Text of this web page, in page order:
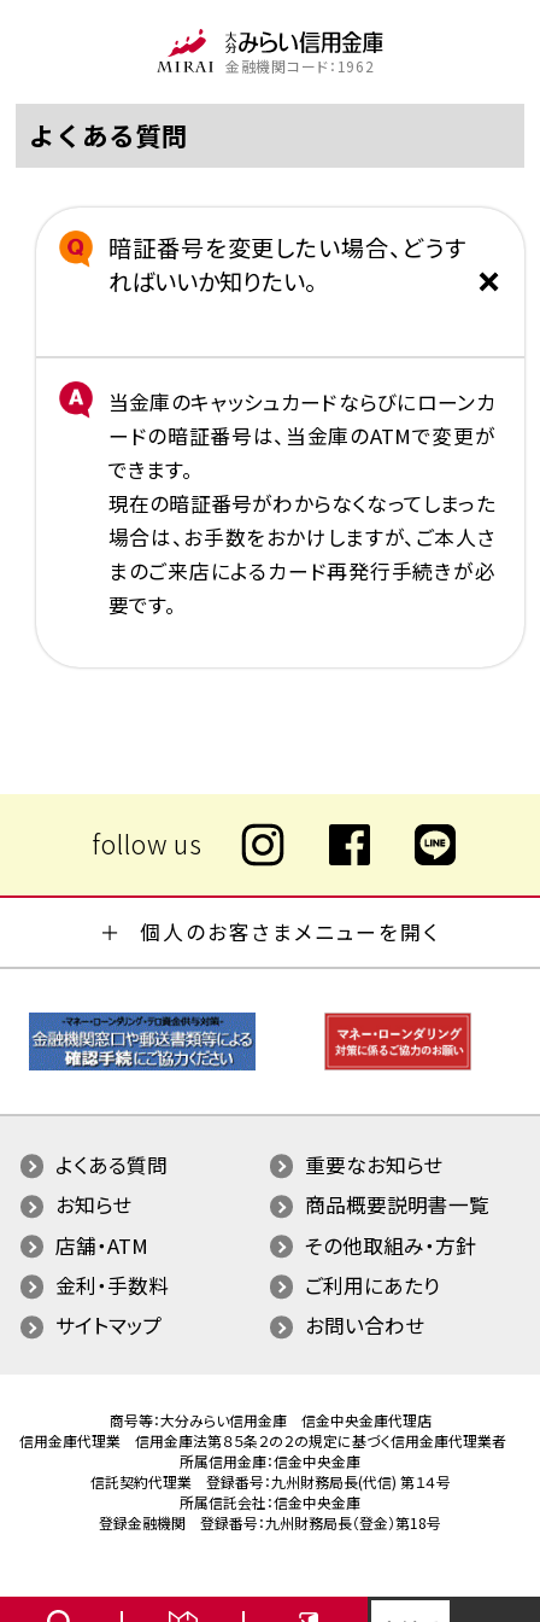
金融機関コード：1962
よくある質問
暗証番号を変更したい場合、どうす
ればいいか知りたい。
当金庫のキャッシュカードならびにローンカ
ードの暗証番号は、当金庫のATMで変更が
できます。
現在の暗証番号がわからなくなってしまった
場合は、お手数をおかけしますが、ご本人さ
まのご来店によるカード再発行手続きが必
要です。
個人のお客さまメニューを開く
よくある質問
重要なお知らせ
お知らせ
商品概要説明書一覧
店舗・ATM
その他取組み・方針
金利・手数料
ご利用にあたり
サイトマップ
お問い合わせ
商号等：大分みらい信用金庫 信金中央金庫代理店
信用金庫代理業 信用金庫法第８５条２の２の規定に基づく信用金庫代理業者
所属信用金庫：信金中央金庫
信託契約代理業 登録番号：九州財務局長(代信) 第１４号
所属信託会社：信金中央金庫
登録金融機関 登録番号：九州財務局長（登金）第18号